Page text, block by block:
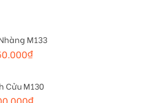
M133
₫
Cửu M130
₫